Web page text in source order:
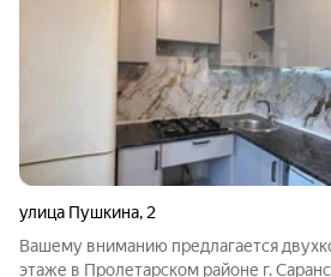
улица Пушкина, 2
Вашему вниманию предлагается
этаже в Пролетарском районе г. Саранска. О ДОМЕ: